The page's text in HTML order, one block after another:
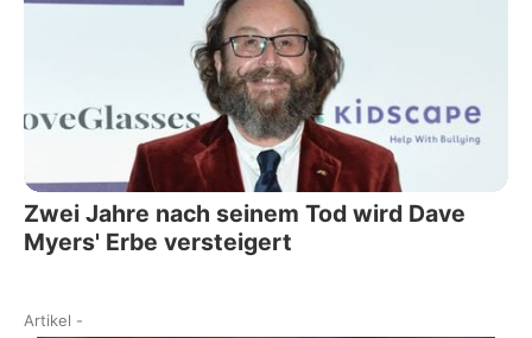
Zwei Jahre nach seinem Tod wird Dave
Myers' Erbe versteigert
Artikel -